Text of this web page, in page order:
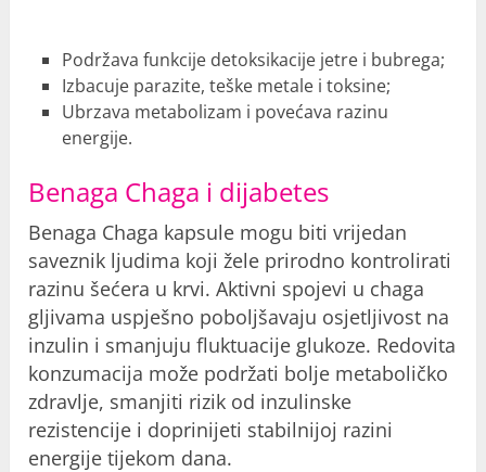
Podržava funkcije detoksikacije jetre i bubrega;
Izbacuje parazite, teške metale i toksine;
Ubrzava metabolizam i povećava razinu
energije.
Benaga Chaga i dijabetes
Benaga Chaga kapsule mogu biti vrijedan
saveznik ljudima koji žele prirodno kontrolirati
razinu šećera u krvi. Aktivni spojevi u chaga
gljivama uspješno poboljšavaju osjetljivost na
inzulin i smanjuju fluktuacije glukoze. Redovita
konzumacija može podržati bolje metaboličko
zdravlje, smanjiti rizik od inzulinske
rezistencije i doprinijeti stabilnijoj razini
energije tijekom dana.